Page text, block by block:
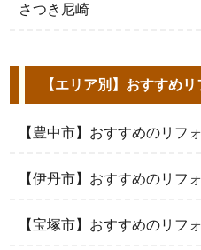
さつき尼崎
【エリア別】おすすめ
【豊中市】おすすめのリフ
【伊丹市】おすすめのリフ
【宝塚市】おすすめのリフ